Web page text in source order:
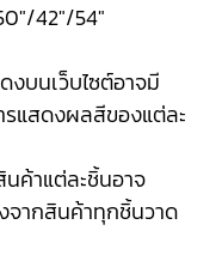
42"/54"
บนเว็บไซต์อาจมี
แสดงผลสีของแต่ละ
แต่ละชิ้นอาจ
จากสินค้าทุกชิ้นวาด